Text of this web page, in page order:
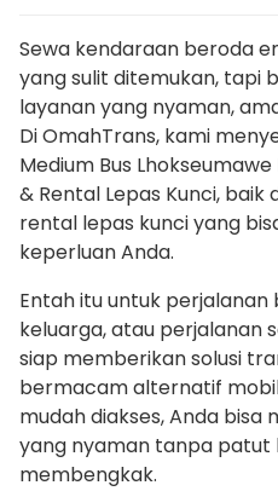
Sewa kendaraan beroda
yang sulit ditemukan, tapi
layanan yang nyaman,
Di OmahTrans, kami
Medium Bus
& Rental Lepas Kunci,
rental lepas kunci yang
keperluan Anda.
Entah itu untuk perjalanan
keluarga, atau perjalanan
siap memberikan solusi
bermacam alternatif
mudah diakses, Anda
yang nyaman tanpa patut
membengkak.